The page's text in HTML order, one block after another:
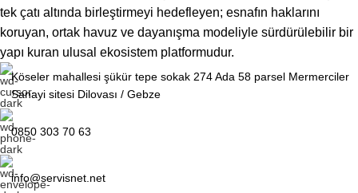
tek çatı altında birleştirmeyi hedefleyen; esnafın haklarını
koruyan, ortak havuz ve dayanışma modeliyle sürdürülebilir bir
yapı kuran ulusal ekosistem platformudur.
Köseler mahallesi şükür tepe sokak 274 Ada 58 parsel Mermerciler
Sanayi sitesi Dilovası / Gebze
0850 303 70 63
info@servisnet.net